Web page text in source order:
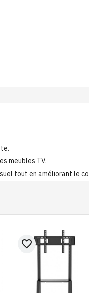
meubles TV.
tout en améliorant le
favorite_border